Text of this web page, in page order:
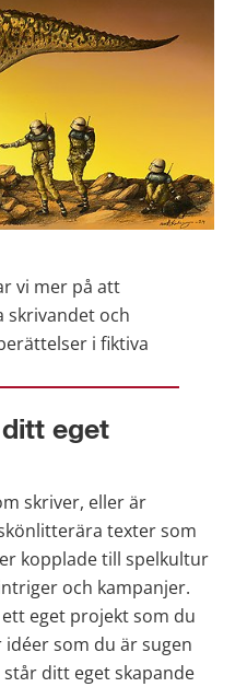
vi mer på att
skrivandet och
i fiktiva
eget
skriver, eller är
texter som
kopplade till spelkultur
och kampanjer.
eget projekt som du
som du är sugen
ditt eget skapande